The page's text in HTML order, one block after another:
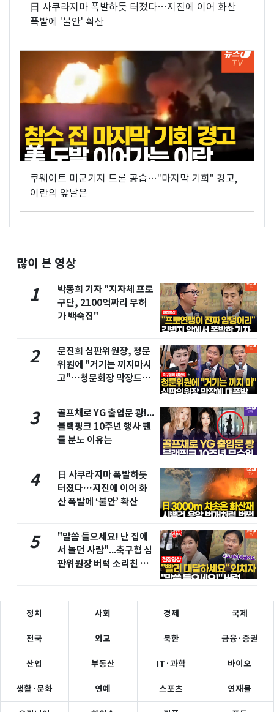
日 사쿠라지마 폭발하듯 터졌다…지진에 이어 화산
폭발에 '불안' 확산
쿠웨이트 미군기지 드론 공습…"마지막 기회" 경고,
이란의 앞날은
많이 본 영상
1
박동희 기자 "지자체 프로
구단, 2100억짜리 무허
가 백숙집"
2
문진희 심판위원장, 청문
위원에 "거기는 끼지마시
고"…청문회장 막장드라
3
골프채로 YG 출입문 쾅!...
블랙핑크 10주년 행사 팬
들 분노 이유는
4
日 사쿠라지마 폭발하듯
터졌다…지진에 이어 화
산 폭발에 ‘불안’ 확산
5
"말씀 들으세요! 난 집에
서 놀던 사람"...축구협 심
판위원장 버럭 소리친 이
정치 사회 경제 국제
전국 외교 북한 금융·증권
산업 부동산 IT·과학 바이오
생활·문화 연예 스포츠 연재물